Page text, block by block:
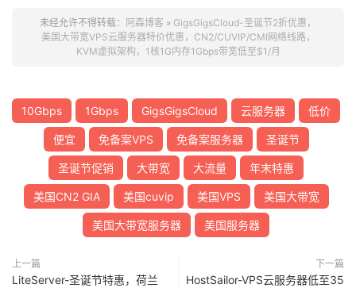
未经允许不得转载： 阿森博客 » GigsGigsCloud-圣诞节2折优惠，
美国大带宽VPS云服务器特价优惠，CN2/CUVIP/CMI网络线路，
KVM虚拟架构，1核1G内存1Gbps带宽低至$1/月
10Gbps 1Gbps GigsGigsCloud 云服务器 低价
便宜 免备案VPS 免备案服务器 圣诞节
圣诞节促销 大带宽 大流量 年末特惠
美国CN2 GIA 美国cuvip 美国VPS 美国大带宽
美国大带宽服务器 美国服务器
上一篇
LiteServer-圣诞节特惠，荷兰
下一篇
HostSailor-VPS云服务器低至35